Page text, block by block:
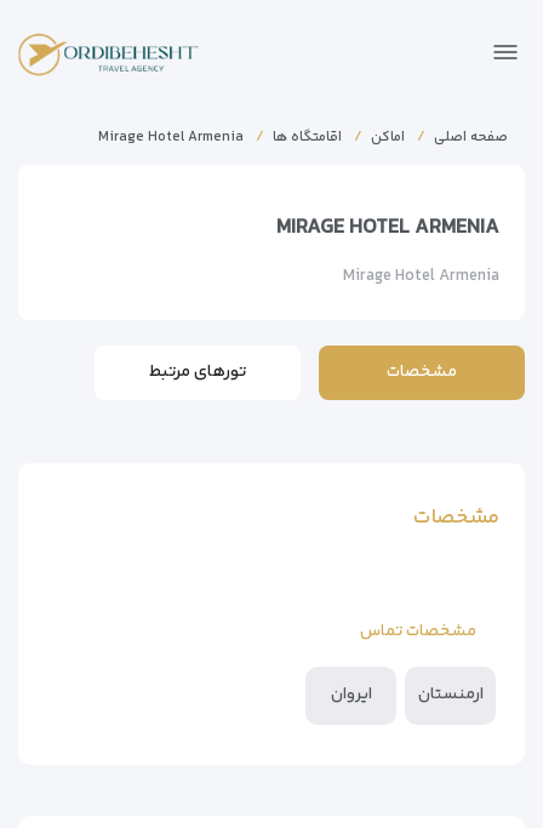
صفحه اصلی اماکن اقامتگاه ها Mirage Hotel Armenia
MIRAGE HOTEL ARMENIA
Mirage Hotel Armenia
مشخصات تورهای مرتبط
مشخصات
مشخصات تماس
ارمنستان ایروان